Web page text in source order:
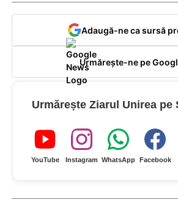
Adaugă-ne ca sursă
Urmărește-ne pe
Urmărește Ziarul Unirea pe
YouTube Instagram WhatsApp Facebook